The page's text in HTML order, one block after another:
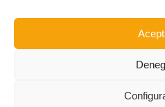
Convocatorias Selecció Valenta sub16